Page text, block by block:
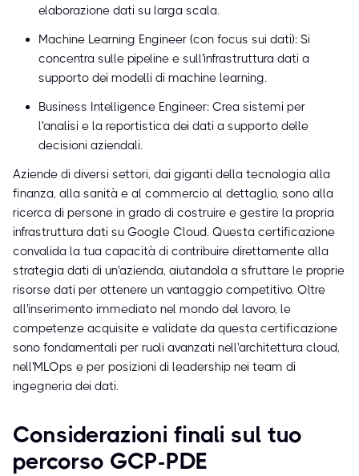
elaborazione dati su larga scala.
Machine Learning Engineer (con focus sui dati): Si
concentra sulle pipeline e sull'infrastruttura dati a
supporto dei modelli di machine learning.
Business Intelligence Engineer: Crea sistemi per
l'analisi e la reportistica dei dati a supporto delle
decisioni aziendali.
Aziende di diversi settori, dai giganti della tecnologia alla
finanza, alla sanità e al commercio al dettaglio, sono alla
ricerca di persone in grado di costruire e gestire la propria
infrastruttura dati su Google Cloud. Questa certificazione
convalida la tua capacità di contribuire direttamente alla
strategia dati di un'azienda, aiutandola a sfruttare le proprie
risorse dati per ottenere un vantaggio competitivo. Oltre
all'inserimento immediato nel mondo del lavoro, le
competenze acquisite e validate da questa certificazione
sono fondamentali per ruoli avanzati nell'architettura cloud,
nell'MLOps e per posizioni di leadership nei team di
ingegneria dei dati.
Considerazioni finali sul tuo
percorso GCP-PDE